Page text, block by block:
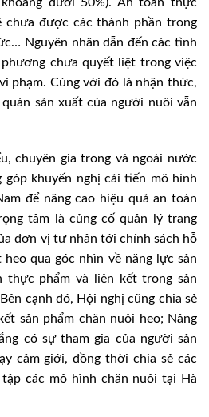
chưa được các thành phần trong
Nguyên nhân dẫn đến các tình
chưa quyết liệt trong việc
phạm. Cùng với đó là nhận thức,
sản xuất của người nuôi vẫn
chuyên gia trong và ngoài nước
góp khuyến nghị cải tiến mô hình
để nâng cao hiệu quả an toàn
tâm là củng cố quản lý trang
đơn vị tư nhân tới chính sách hỗ
qua góc nhìn về năng lực sản
thực phẩm và liên kết trong sản
cạnh đó, Hội nghị cũng chia sẻ
sản phẩm chăn nuôi heo; Nâng
có sự tham gia của người sản
cảm giới, đồng thời chia sẻ các
các mô hình chăn nuôi tại Hà